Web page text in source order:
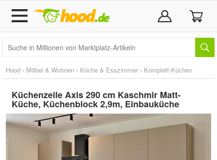
Hood › Möbel & Wohnen › Küche & Esszimmer › Komplett-Küchen
Küchenzeile Axis 290 cm Kaschmir Matt-
Küche, Küchenblock 2,9m, Einbauküche